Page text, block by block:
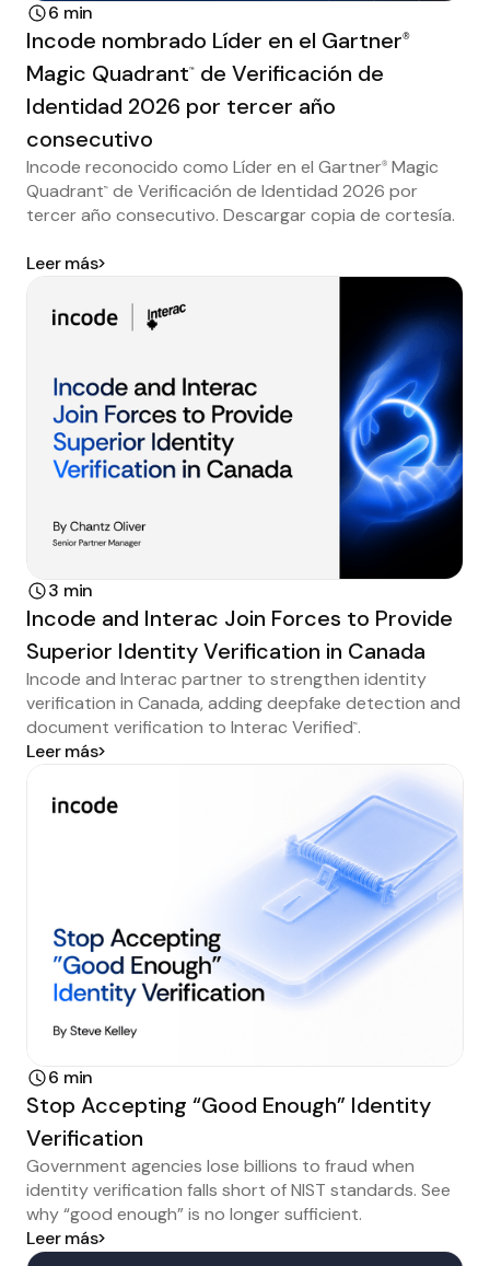
6 min
Incode nombrado Líder en el Gartner®
Magic Quadrant™
de Verificación de
Identidad 2026 por tercer año
consecutivo
Incode reconocido como Líder en el Gartner® Magic
Quadrant™
de Verificación de Identidad 2026 por
tercer año consecutivo. Descargar copia de cortesía.
Leer más
3 min
Incode and Interac Join Forces to Provide
Superior Identity Verification in Canada
Incode and Interac partner to strengthen identity
verification in Canada, adding deepfake detection and
document verification to Interac Verified™.
Leer más
6 min
Stop Accepting “Good Enough” Identity
Verification
Government agencies lose billions to fraud when
identity verification falls short of NIST standards. See
why “good enough” is no longer sufficient.
Leer más